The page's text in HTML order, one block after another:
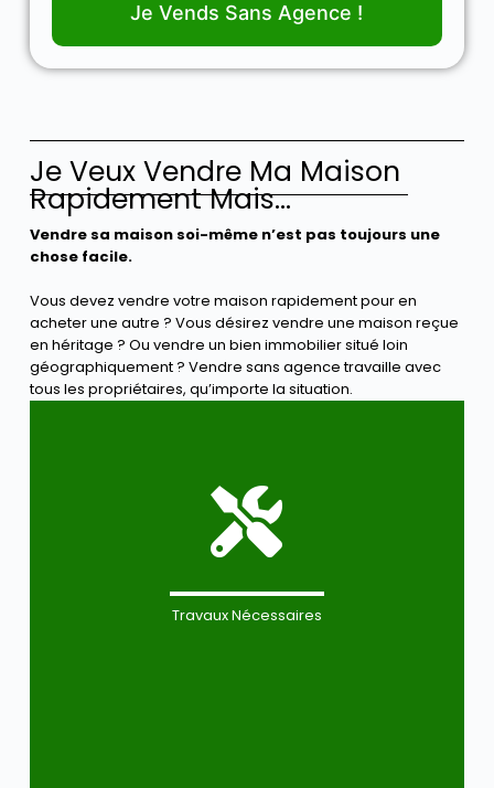
Je Vends Sans Agence !
Je Veux Vendre Ma Maison
Rapidement Mais...
Vendre sa maison soi-même n’est pas toujours une
chose facile.
Vous devez vendre votre maison rapidement pour en
acheter une autre ? Vous désirez vendre une maison reçue
en héritage ? Ou vendre un bien immobilier situé loin
géographiquement ? Vendre sans agence travaille avec
tous les propriétaires, qu’importe la situation.
Travaux Nécessaires